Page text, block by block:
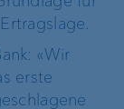
«Wir
erste